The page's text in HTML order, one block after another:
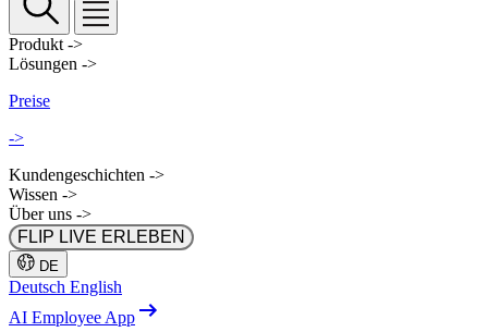
Produkt ->
Lösungen ->
Preise
->
Kundengeschichten ->
Wissen ->
Über uns ->
FLIP LIVE ERLEBEN
DE
Deutsch English
AI Employee App